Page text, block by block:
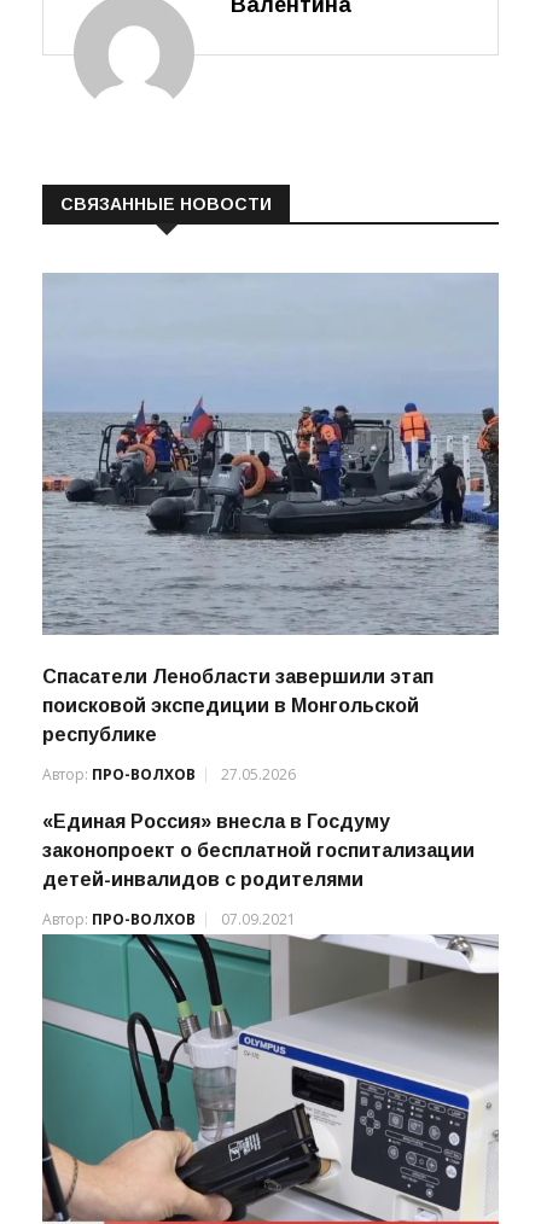
Валентина
Спасатели Ленобласти завершили этап
республике
Автор:ПРО-ВОЛХОВ 27.05.2026
«Единая Россия» внесла в Госдуму
детей-инвалидов с родителями
ПРО-ВОЛХОВ 07.09.2021